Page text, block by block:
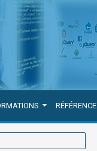
RÉFÉRENCE